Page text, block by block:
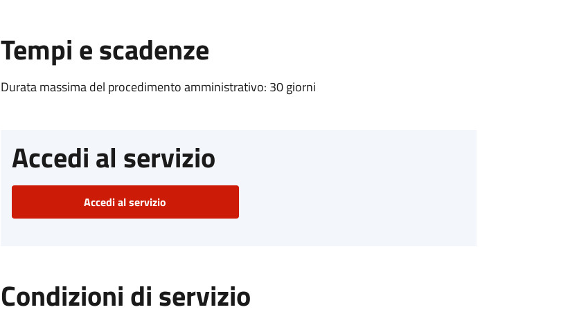
Tempi e scadenze
Durata massima del procedimento amministrativo: 30 giorni
Accedi al servizio
Accedi al servizio
Condizioni di servizio